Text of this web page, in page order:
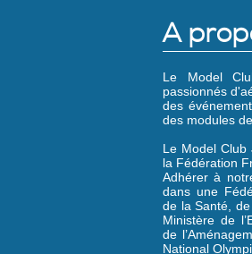
A
Le Model
passionnés
des
des modules
Le Model Club
la Fédération
Adhérer à
dans une
de la Santé,
Ministère de
de
National